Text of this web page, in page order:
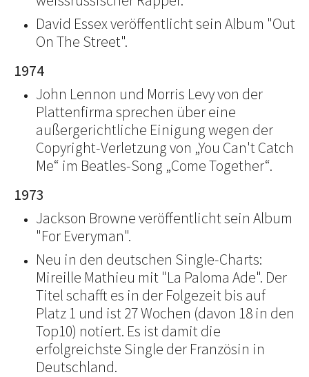
David Essex veröffentlicht sein Album "Out
On The Street".
1974
John Lennon und Morris Levy von der
Plattenfirma sprechen über eine
außergerichtliche Einigung wegen der
Copyright-Verletzung von „You Can't Catch
Me“ im Beatles-Song „Come Together“.
1973
Jackson Browne veröffentlicht sein Album
"For Everyman".
Neu in den deutschen Single-Charts:
Mireille Mathieu mit "La Paloma Ade". Der
Titel schafft es in der Folgezeit bis auf
Platz 1 und ist 27 Wochen (davon 18 in den
Top10) notiert. Es ist damit die
erfolgreichste Single der Französin in
Deutschland.